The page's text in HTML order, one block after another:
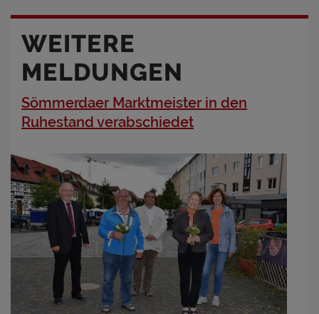
WEITERE
MELDUNGEN
Sömmerdaer Marktmeister in den
Ruhestand verabschiedet